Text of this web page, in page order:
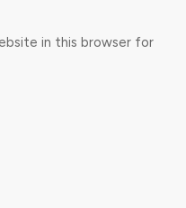
in this browser for